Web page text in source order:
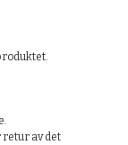
av det